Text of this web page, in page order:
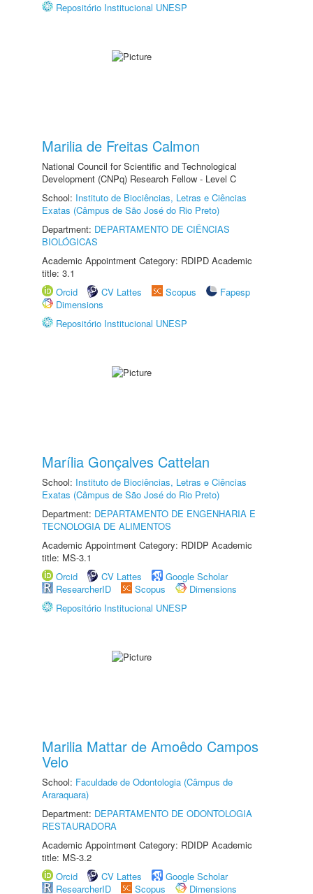
Repositório Institucional UNESP
Marilia de Freitas Calmon
National Council for Scientific and Technological
Development (CNPq) Research Fellow - Level C
School: Instituto de Biociências, Letras e Ciências
Exatas (Câmpus de São José do Rio Preto)
Department: DEPARTAMENTO DE CIÊNCIAS
BIOLÓGICAS
Academic Appointment Category: RDIPD Academic
title: 3.1
Orcid
CV Lattes Scopus
Fapesp
Dimensions
Repositório Institucional UNESP
Marília Gonçalves Cattelan
School: Instituto de Biociências, Letras e Ciências
Exatas (Câmpus de São José do Rio Preto)
Department: DEPARTAMENTO DE ENGENHARIA E
TECNOLOGIA DE ALIMENTOS
Academic Appointment Category: RDIDP Academic
title: MS-3.1
Orcid
CV Lattes
Google Scholar
ResearcherID
Scopus
Dimensions
Repositório Institucional UNESP
Marilia Mattar de Amoêdo Campos
Velo
School: Faculdade de Odontologia (Câmpus de
Araraquara)
Department: DEPARTAMENTO DE ODONTOLOGIA
RESTAURADORA
Academic Appointment Category: RDIDP Academic
title: MS-3.2
Orcid
CV Lattes
Google Scholar
ResearcherID
Scopus Dimensions